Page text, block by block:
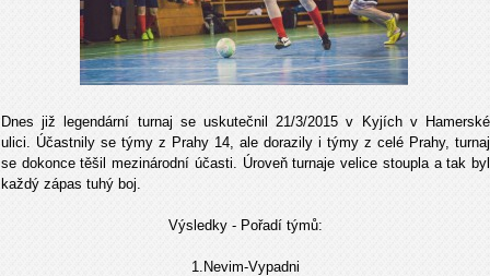
Dnes již legendární turnaj se uskutečnil 21/3/2015 v Kyjích v Hamerské
ulici. Účastnily se týmy z Prahy 14, ale dorazily i týmy z celé Prahy, turnaj
se dokonce těšil mezinárodní účasti. Úroveň turnaje velice stoupla a tak byl
každý zápas tuhý boj.
Výsledky - Pořadí týmů:
1.Nevim-Vypadni